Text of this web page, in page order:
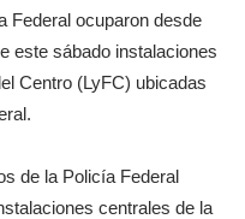
Federal ocuparon desde
este sábado instalaciones
Centro (LyFC) ubicadas
de la Policía Federal
centrales de la